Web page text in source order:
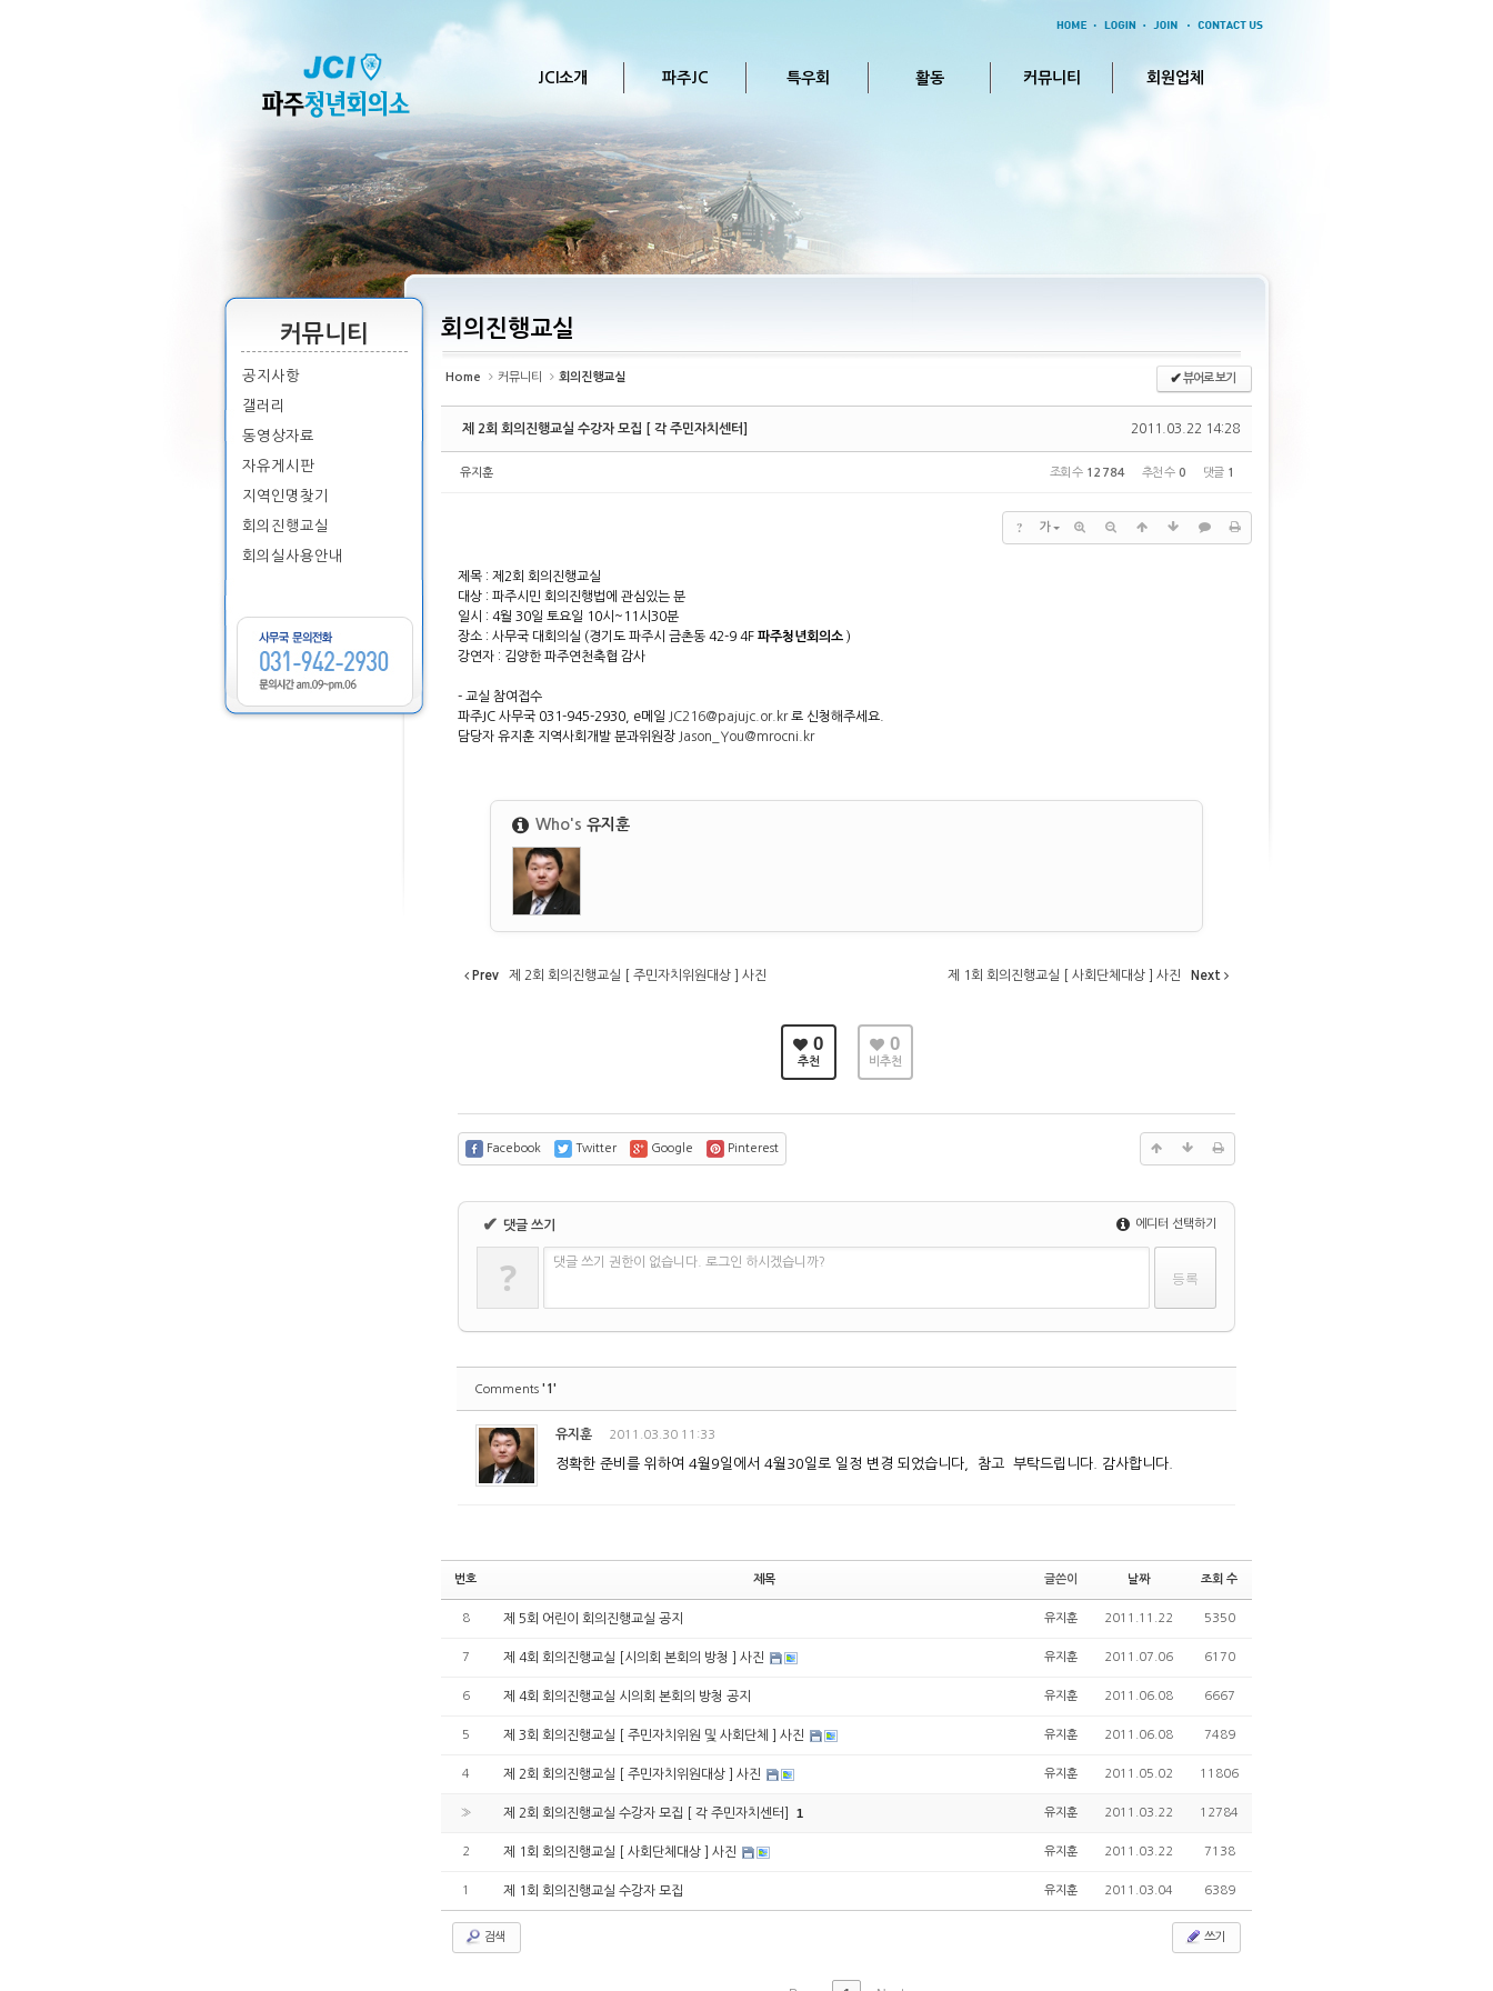
JCI소개 파주JC 특우회 활동 커뮤니티 회원업체
커뮤니티
공지사항
갤러리
동영상자료
자유게시판
지역인명찾기
회의진행교실
회의실사용안내
회의진행교실
Home 커뮤니티 회의진행교실 ✔뷰어로 보기
2011.03.22 14:28
제 2회 회의진행교실 수강자 모집 [ 각 주민자치센터]
유지훈 조회 수 12784 추천 수 0 댓글 1
? 가
제목 : 제2회 회의진행교실
대상 : 파주시민 회의진행법에 관심있는 분
일시 : 4월 30일 토요일 10시~11시30분
장소 : 사무국 대회의실 (경기도 파주시 금촌동 42-9 4F 파주청년회의소 )
강연자 : 김양한 파주연천축협 감사
- 교실 참여접수
파주JC 사무국 031-945-2930, e메일 JC216@pajujc.or.kr로 신청해주세요.
담당자 유지훈 지역사회개발 분과위원장 Jason_You@mrocni.kr
Who's 유지훈
Prev 제 2회 회의진행교실 [ 주민자치위원대상 ] 사진 제 1회 회의진행교실 [ 사회단체대상 ] 사진 Next
0
추천
0
비추천
Facebook Twitter Google Pinterest
✔ 댓글 쓰기 에디터 선택하기
? 댓글 쓰기 권한이 없습니다. 로그인 하시겠습니까?
Comments '1'
유지훈 2011.03.30 11:33
정확한 준비를 위하여 4월9일에서 4월30일로 일정 변경 되었습니다, 참고 부탁드립니다. 감사합니다.
번호 제목 글쓴이 날짜 조회 수
8 제 5회 어린이 회의진행교실 공지 유지훈 2011.11.22 5350
7 제 4회 회의진행교실 [시의회 본회의 방청 ] 사진 유지훈 2011.07.06 6170
6 제 4회 회의진행교실 시의회 본회의 방청 공지 유지훈 2011.06.08 6667
5 제 3회 회의진행교실 [ 주민자치위원 및 사회단체 ] 사진 유지훈 2011.06.08 7489
4 제 2회 회의진행교실 [ 주민자치위원대상 ] 사진 유지훈 2011.05.02 11806
» 제 2회 회의진행교실 수강자 모집 [ 각 주민자치센터] 1 유지훈 2011.03.22 12784
2 제 1회 회의진행교실 [ 사회단체대상 ] 사진 유지훈 2011.03.22 7138
1 제 1회 회의진행교실 수강자 모집 유지훈 2011.03.04 6389
검색 쓰기